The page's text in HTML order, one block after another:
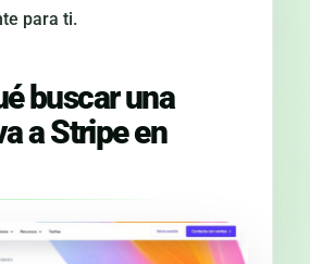
para ti.
buscar una
a Stripe en